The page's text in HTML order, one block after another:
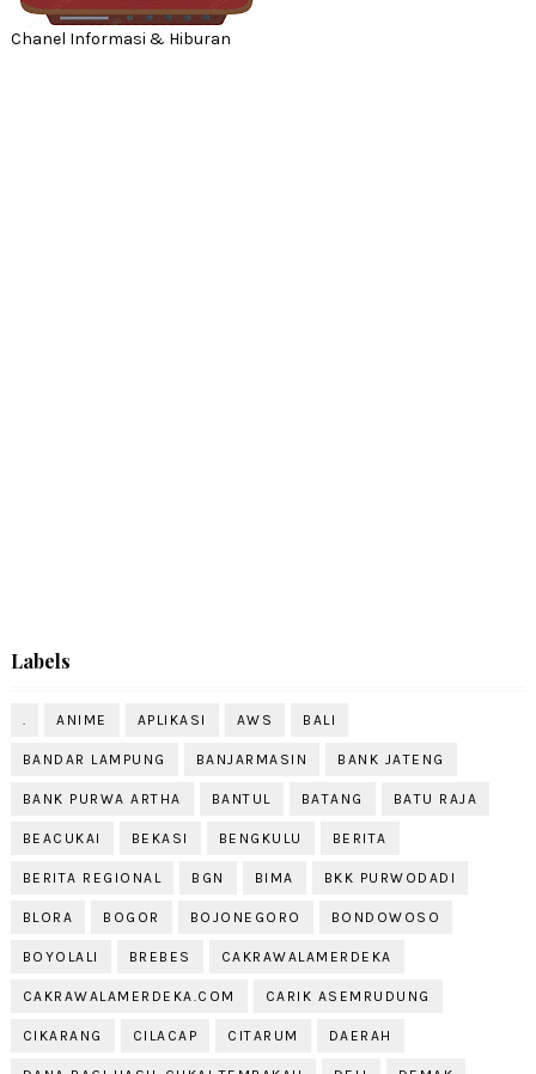
Chanel Informasi & Hiburan
Labels
. ANIME APLIKASI AWS BALI
BANDAR LAMPUNG BANJARMASIN BANK JATENG
BANK PURWA ARTHA BANTUL BATANG BATU RAJA
BEACUKAI BEKASI BENGKULU BERITA
BERITA REGIONAL BGN BIMA BKK PURWODADI
BLORA BOGOR BOJONEGORO BONDOWOSO
BOYOLALI BREBES CAKRAWALAMERDEKA
CAKRAWALAMERDEKA.COM CARIK ASEMRUDUNG
CIKARANG CILACAP CITARUM DAERAH